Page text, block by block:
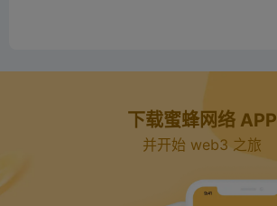
下载蜜蜂网络 APP
并开始 web3 之旅